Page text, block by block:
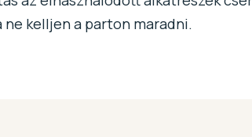
kelljen a parton maradni.